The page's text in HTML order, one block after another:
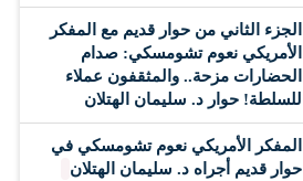
الجزء الثاني من حوار قديم مع المفكر
الأمريكي نعوم تشومسكي: صدام
الحضارات مزحة.. والمثقفون عملاء
للسلطة! حوار د. سليمان الهتلان
المفكر الأمريكي نعوم تشومسكي في
حوار قديم أجراه د. سليمان الهتلان